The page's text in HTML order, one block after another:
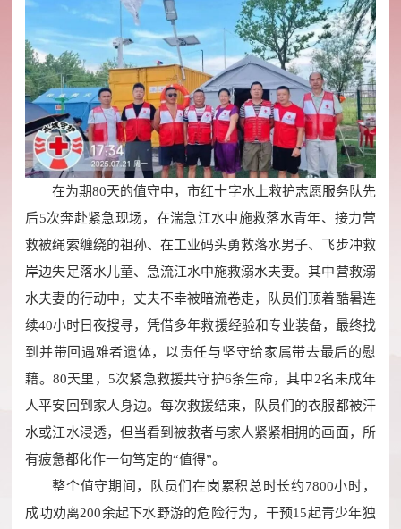
在为期80天的值守中，市红十字水上救护志愿服务队先
后5次奔赴紧急现场，在湍急江水中施救落水青年、接力营
救被绳索缠绕的祖孙、在工业码头勇救落水男子、飞步冲救
岸边失足落水儿童、急流江水中施救溺水夫妻。其中营救溺
水夫妻的行动中，丈夫不幸被暗流卷走，队员们顶着酷暑连
续40小时日夜搜寻，凭借多年救援经验和专业装备，最终找
到并带回遇难者遗体，以责任与坚守给家属带去最后的慰
藉。80天里，5次紧急救援共守护6条生命，其中2名未成年
人平安回到家人身边。每次救援结束，队员们的衣服都被汗
水或江水浸透，但当看到被救者与家人紧紧相拥的画面，所
有疲惫都化作一句笃定的“值得”。
整个值守期间，队员们在岗累积总时长约7800小时，
成功劝离200余起下水野游的危险行为，干预15起青少年独